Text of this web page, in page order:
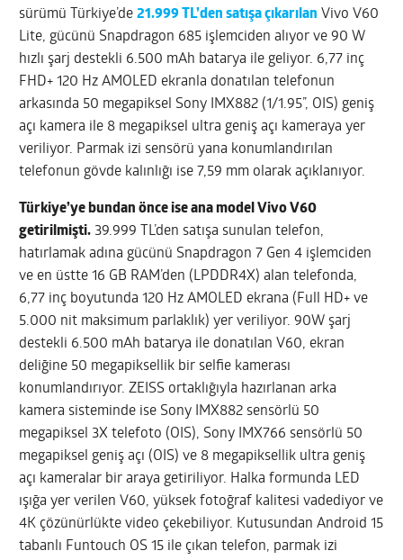
sürümü Türkiye’de21.999 TL’den satışa çıkarılan Vivo V60
Lite, gücünü Snapdragon 685 işlemciden alıyor ve 90 W
hızlı şarj destekli 6.500 mAh batarya ile geliyor. 6,77 inç
FHD+ 120 Hz AMOLED ekranla donatılan telefonun
arkasında 50 megapiksel Sony IMX882 (1/1.95”, OIS) geniş
açı kamera ile 8 megapiksel ultra geniş açı kameraya yer
veriliyor. Parmak izi sensörü yana konumlandırılan
telefonun gövde kalınlığı ise 7,59 mm olarak açıklanıyor.
Türkiye’ye bundan önce ise ana model Vivo V60
getirilmişti. 39.999 TL’den satışa sunulan telefon,
hatırlamak adına gücünü Snapdragon 7 Gen 4 işlemciden
ve en üstte 16 GB RAM’den (LPDDR4X) alan telefonda,
6,77 inç boyutunda 120 Hz AMOLED ekrana (Full HD+ ve
5.000 nit maksimum parlaklık) yer veriliyor. 90W şarj
destekli 6.500 mAh batarya ile donatılan V60, ekran
deliğine 50 megapiksellik bir selfie kamerası
konumlandırıyor. ZEISS ortaklığıyla hazırlanan arka
kamera sisteminde ise Sony IMX882 sensörlü 50
megapiksel 3X telefoto (OIS), Sony IMX766 sensörlü 50
megapiksel geniş açı (OIS) ve 8 megapiksellik ultra geniş
açı kameralar bir araya getiriliyor. Halka formunda LED
ışığa yer verilen V60, yüksek fotoğraf kalitesi vadediyor ve
4K çözünürlükte video çekebiliyor. Kutusundan Android 15
tabanlı Funtouch OS 15 ile çıkan telefon, parmak izi